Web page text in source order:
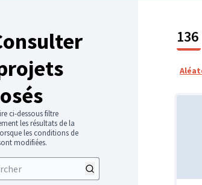
ci-dessous filtre
les résultats de la
les conditions de
modifiées.